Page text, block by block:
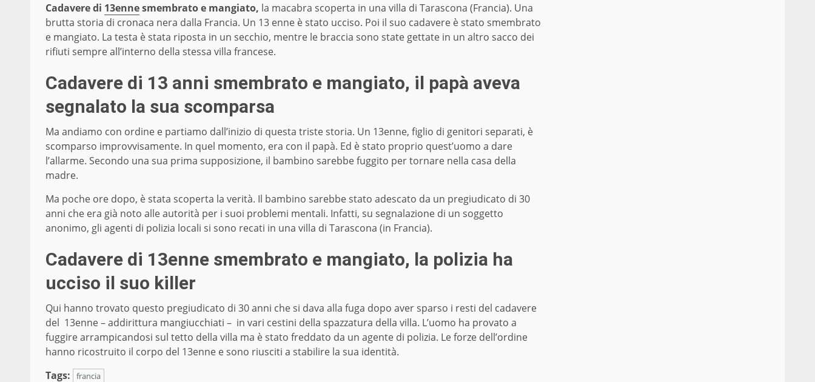
Cadavere di 13ennesmembrato e mangiato, la macabra scoperta in una villa di Tarascona (Francia). Una
brutta storia di cronaca nera dalla Francia. Un 13 enne è stato ucciso. Poi il suo cadavere è stato smembrato
e mangiato. La testa è stata riposta in un secchio, mentre le braccia sono state gettate in un altro sacco dei
rifiuti sempre all’interno della stessa villa francese.
Cadavere di 13 anni smembrato e mangiato, il papà aveva
segnalato la sua scomparsa
Ma andiamo con ordine e partiamo dall’inizio di questa triste storia. Un 13enne, figlio di genitori separati, è
scomparso improvvisamente. In quel momento, era con il papà. Ed è stato proprio quest’uomo a dare
l’allarme. Secondo una sua prima supposizione, il bambino sarebbe fuggito per tornare nella casa della
madre.
Ma poche ore dopo, è stata scoperta la verità. Il bambino sarebbe stato adescato da un pregiudicato di 30
anni che era già noto alle autorità per i suoi problemi mentali. Infatti, su segnalazione di un soggetto
anonimo, gli agenti di polizia locali si sono recati in una villa di Tarascona (in Francia).
Cadavere di 13enne smembrato e mangiato, la polizia ha
ucciso il suo killer
Qui hanno trovato questo pregiudicato di 30 anni che si dava alla fuga dopo aver sparso i resti del cadavere
del 13enne – addirittura mangiucchiati – in vari cestini della spazzatura della villa. L’uomo ha provato a
fuggire arrampicandosi sul tetto della villa ma è stato freddato da un agente di polizia. Le forze dell’ordine
hanno ricostruito il corpo del 13enne e sono riusciti a stabilire la sua identità.
Tags:
francia